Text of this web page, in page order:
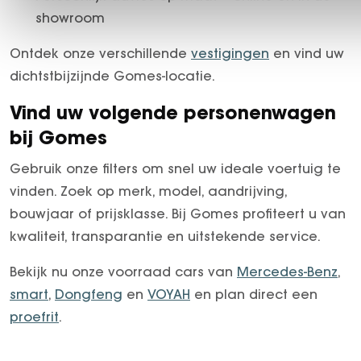
showroom
Ontdek onze verschillende vestigingen en vind uw
dichtstbijzijnde Gomes-locatie.
Vind uw volgende personenwagen
bij Gomes
Gebruik onze filters om snel uw ideale voertuig te
vinden. Zoek op merk, model, aandrijving,
bouwjaar of prijsklasse. Bij Gomes profiteert u van
kwaliteit, transparantie en uitstekende service.
Bekijk nu onze voorraad cars van Mercedes-Benz,
smart, Dongfeng en VOYAH en plan direct een
proefrit.